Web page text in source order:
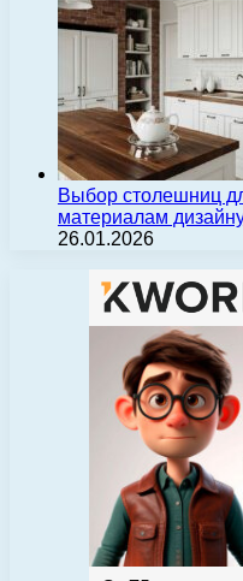
Выбор столешниц
материалам
26.01.2026